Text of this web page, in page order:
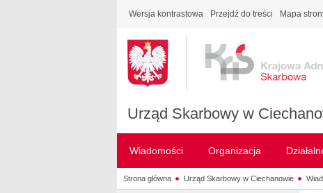
Wersja kontrastowa Przejdź do treści Mapa
Urząd Skarbowy w
Wiadomości Organizacja
Strona główna Urząd Skarbowy w Ciechanowie